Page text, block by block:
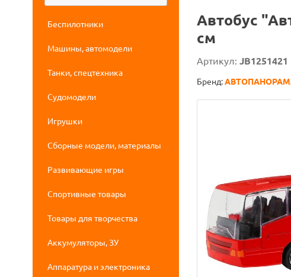
Беспилотники
Машины, автомодели
Танки, спецтехника
Судомодели
Игрушки
Сборные модели, материалы
Развивающие игры
Спортивные товары
Товары для творчества
Аккумуляторы, ЗУ
Аппаратура и электроника
Автобус
см
Артикул: JB1251421
Бренд: